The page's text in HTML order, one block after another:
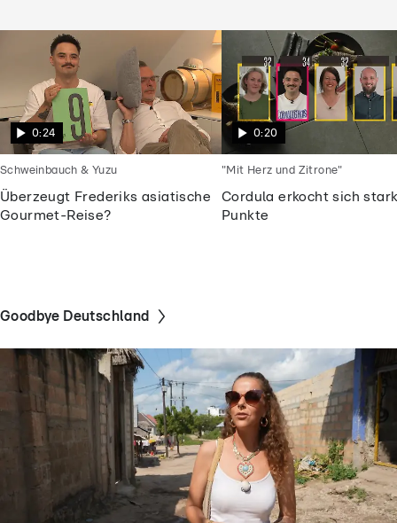
0:24
Überzeugt Frederiks asiatische
Gourmet-Reise?
Schweinbauch & Yuzu
0:20
Cordula erkocht sich
Punkte
"Mit Herz und Zitrone"
Goodbye Deutschland